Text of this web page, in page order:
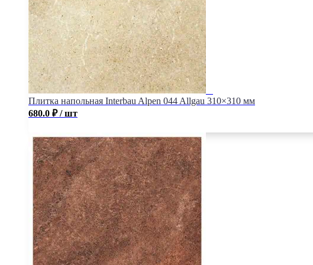
Плитка напольная Interbau Alpen 044 Allgau 310×310 мм
680.0 ₽ / шт